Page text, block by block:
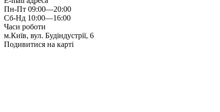
Пн-Пт 09:00—20:00
Сб-Нд 10:00—16:00
Часи роботи
м.Київ, вул. Будіндустрії, 6
Подивитися на карті